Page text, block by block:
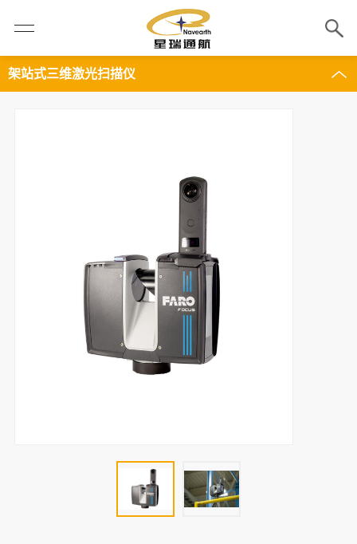
架站式三维激光扫描仪